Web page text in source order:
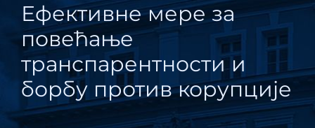
Ефективне мере за
повећање
транспарентности и
борбу против корупције